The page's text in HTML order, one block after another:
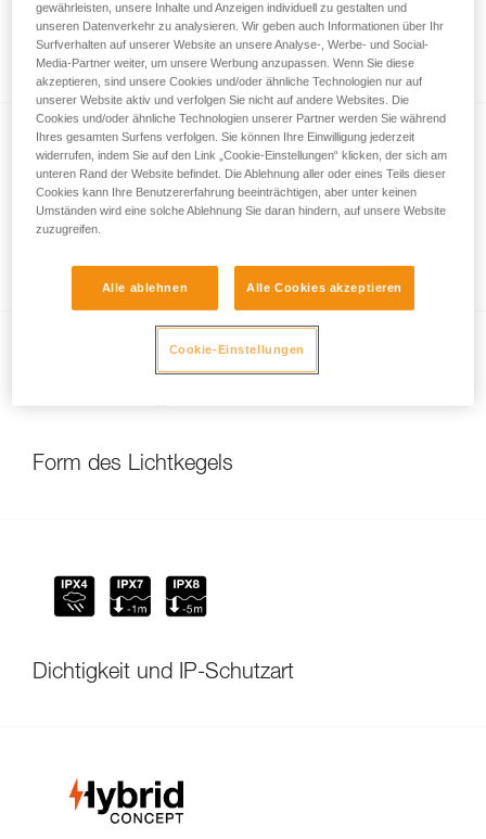
Informationen zur LED-Beleuchtung
Form des Lichtkegels
Dichtigkeit und IP-Schutzart
gewährleisten, unsere Inhalte und Anzeigen individuell zu gestalten und
unseren Datenverkehr zu analysieren. Wir geben auch Informationen über Ihr
Surfverhalten auf unserer Website an unsere Analyse-, Werbe- und Social-
Media-Partner weiter, um unsere Werbung anzupassen. Wenn Sie diese
akzeptieren, sind unsere Cookies und/oder ähnliche Technologien nur auf
unserer Website aktiv und verfolgen Sie nicht auf andere Websites. Die
Cookies und/oder ähnliche Technologien unserer Partner werden Sie während
Ihres gesamten Surfens verfolgen. Sie können Ihre Einwilligung jederzeit
widerrufen, indem Sie auf den Link „Cookie-Einstellungen“ klicken, der sich am
unteren Rand der Website befindet. Die Ablehnung aller oder eines Teils dieser
Cookies kann Ihre Benutzererfahrung beeinträchtigen, aber unter keinen
Umständen wird eine solche Ablehnung Sie daran hindern, auf unsere Website
zuzugreifen.
Alle ablehnen Alle Cookies akzeptieren
Cookie-Einstellungen